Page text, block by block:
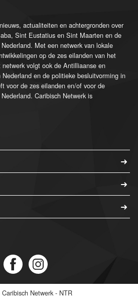
actualiteiten en achtergronden over
Sint Eustatius en Sint Maarten en de
Met een netwerk van lokale
op de zes eilanden van het
volgt ook de Antilliaanse en
en de politieke besluitvorming in
voor de zes eilanden en/of voor de
Caribisch Netwerk is
Caribisch Netwerk - NTR